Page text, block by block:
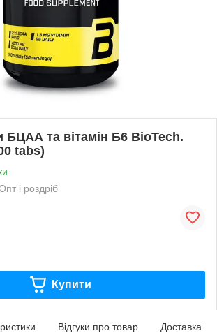
БЦАА та вітамін Б6 BioTech.
tabs)
і роздріб
Купити
Відгуки про товар Доставка